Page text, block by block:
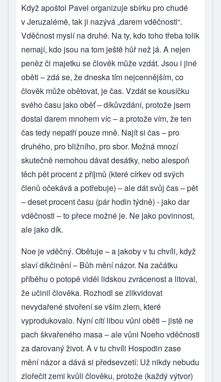
Když apoštol Pavel organizuje sbírku pro chudé
v Jeruzalémě, tak ji nazývá „darem vděčnosti“.
Vděčnost myslí na druhé. Na ty, kdo toho třeba tolik
nemají, kdo jsou na tom ještě hůř než já. A nejen
peněz či majetku se člověk může vzdát. Jsou i jiné
oběti – zdá se, že dneska tím nejcennějším, co
člověk může obětovat, je čas. Vzdát se kousíčku
svého času jako oběť – díkůvzdání, protože jsem
dostal darem mnohem víc – a protože vím, že ten
čas tedy nepatří pouze mně. Najít si čas – pro
druhého, pro bližního, pro sbor. Možná mnozí
skutečně nemohou dávat desátky, nebo alespoň
těch pět procent z příjmů (které církev od svých
členů očekává a potřebuje) – ale dát svůj čas – pět
– deset procent času (pár hodin týdně) - jako dar
vděčnosti – to přece možné je. Ne jako povinnost,
ale jako dík.
Noe je vděčný. Obětuje – a jakoby v tu chvíli, když
slaví díkčinění – Bůh mění názor. Na začátku
příběhu o potopě viděl lidskou zvrácenost a litoval,
že učinil člověka. Rozhodl se zlikvidovat
nevydařené stvoření se vším zlem, které
vyprodukovalo. Nyní cítí libou vůni oběti – jistě ne
pach škvařeného masa – ale vůni Noeho vděčnosti
za darovaný život. A v tu chvíli Hospodin zase
mění názor a dává si předsevzetí: Už nikdy nebudu
zlořečit zemi kvůli člověku, protože (každý výtvor)